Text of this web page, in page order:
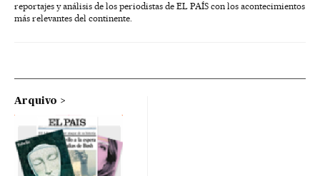
reportajes y análisis de los periodistas de EL PAÍS con los acontecimientos
más relevantes del continente.
Arquivo